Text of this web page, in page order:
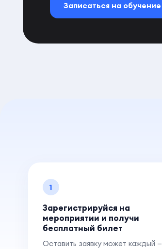
Записаться на обучение
1
Зарегистрируйся на
мероприятии и получи
бесплатный билет
Оставить заявку может каждый —